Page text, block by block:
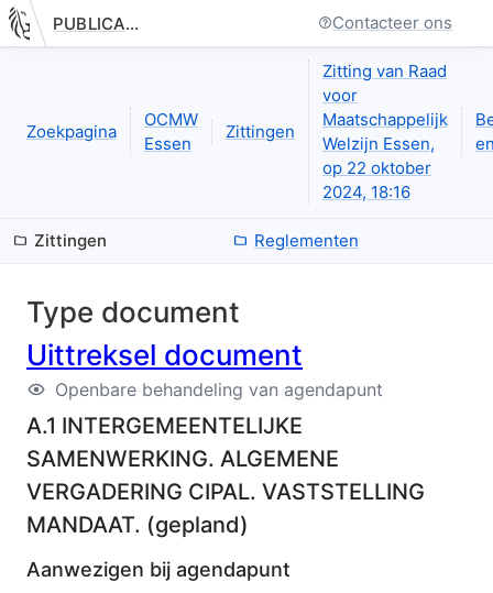
Nieuwe pagina: PUBLICATIE.GELINKT-NOTULEREN.VLAANDEREN.BE Contacteer ons
Zoekpagina
OCMW
Essen
Zittingen
Zitting van Raad
voor
Maatschappelijk
Welzijn Essen,
op 22 oktober
2024, 18:16
Zittingen Reglementen
Type document
Uittreksel document
Openbare behandeling van agendapunt
A.1 INTERGEMEENTELIJKE
SAMENWERKING. ALGEMENE
VERGADERING CIPAL. VASTSTELLING
MANDAAT. (gepland)
Aanwezigen bij agendapunt